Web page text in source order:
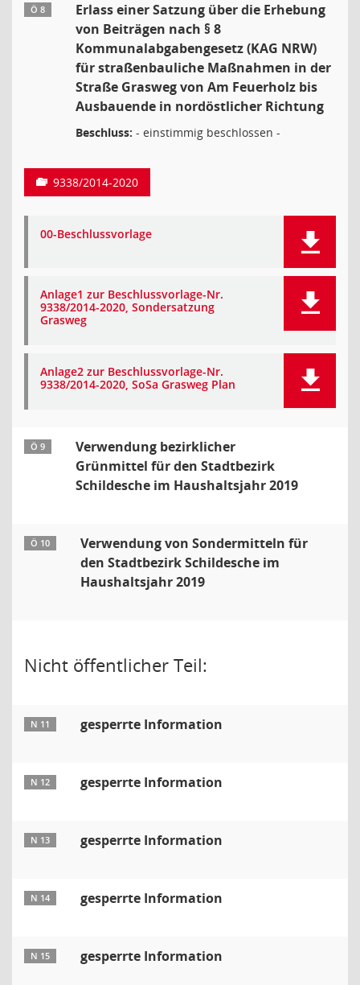
Ö 8
Erlass einer Satzung über die Erhebung
von Beiträgen nach § 8
Kommunalabgabengesetz (KAG NRW)
für straßenbauliche Maßnahmen in der
Straße Grasweg von Am Feuerholz bis
Ausbauende in nordöstlicher Richtung
Beschluss: - einstimmig beschlossen -
9338/2014-2020
00-Beschlussvorlage
Anlage1 zur Beschlussvorlage-Nr.
9338/2014-2020, Sondersatzung
Grasweg
Anlage2 zur Beschlussvorlage-Nr.
9338/2014-2020, SoSa Grasweg Plan
Ö 9
Verwendung bezirklicher
Grünmittel für den Stadtbezirk
Schildesche im Haushaltsjahr 2019
Ö 10
Verwendung von Sondermitteln für
den Stadtbezirk Schildesche im
Haushaltsjahr 2019
Nicht öffentlicher Teil:
N 11 gesperrte Information
N 12 gesperrte Information
N 13 gesperrte Information
N 14 gesperrte Information
N 15 gesperrte Information